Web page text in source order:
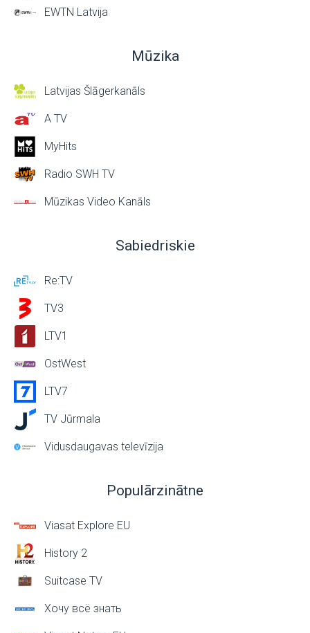
EWTN Latvija
Mūzika
Latvijas Šlāgerkanāls
A TV
MyHits
Radio SWH TV
Mūzikas Video Kanāls
Sabiedriskie
Re:TV
TV3
LTV1
OstWest
LTV7
TV Jūrmala
Vidusdaugavas televīzija
Populārzinātne
Viasat Explore EU
History 2
Suitcase TV
Хочу всё знать